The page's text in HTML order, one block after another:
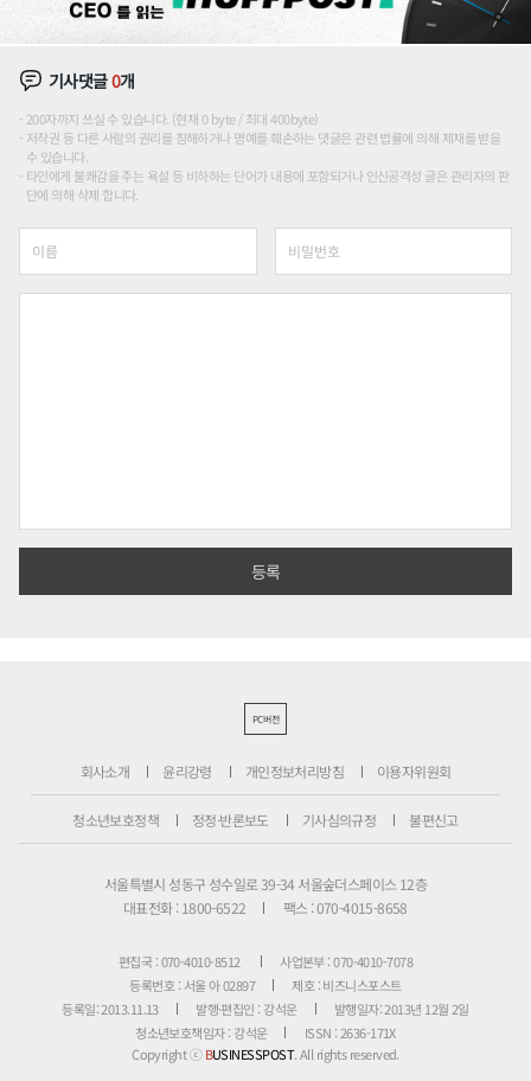
기사댓글0개
200자까지 쓰실 수 있습니다. (현재 0 byte / 최대 400byte)
저작권 등 다른 사람의 권리를 침해하거나 명예를 훼손하는 댓글은 관련 법률에 의해 제재를 받을
수 있습니다.
타인에게 불쾌감을 주는 욕설 등 비하하는 단어가 내용에 포함되거나 인신공격성 글은 관리자의 판
단에 의해 삭제 합니다.
PC버전
회사소개 윤리강령 개인정보처리방침 이용자위원회
청소년보호정책 정정·반론보도 기사심의규정 불편신고
서울특별시 성동구 성수일로 39-34 서울숲더스페이스 12층
대표전화 : 1800-6522
팩스 : 070-4015-8658
편집국 : 070-4010-8512
사업본부 : 070-4010-7078
등록번호 : 서울 아 02897
제호 : 비즈니스포스트
등록일: 2013.11.13
발행·편집인 : 강석운
발행일자: 2013년 12월 2일
청소년보호책임자 : 강석운
ISSN : 2636-171X
Copyright ⓒBUSINESSPOST. All rights reserved.